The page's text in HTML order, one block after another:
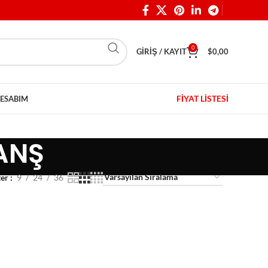
GIRIŞ / KAYIT 0 $0,00
FİYAT LİSTESİ
9 24 36